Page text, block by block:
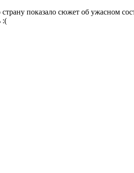
показало сюжет об ужасном
:(